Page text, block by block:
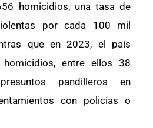
homicidios, una tasa de
por cada 100 mil
que en 2023, el país
entre ellos 38
pandilleros en
con policías o